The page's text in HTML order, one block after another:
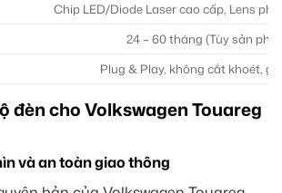
Chip LED/Diode Laser cao cấp, Lens
24 – 60 tháng (Tùy sản
Plug & Play, không cắt khoét,
đèn cho Volkswagen Touareg
và an toàn giao thông